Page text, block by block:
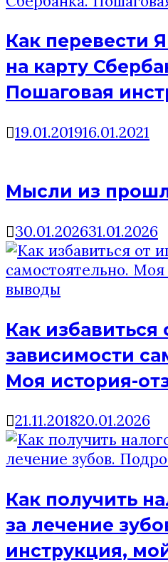
Как перевести
на карту
Пошаговая
19.01.201916.01.2021
Мысли из
30.01.202631.01.2026
Как избавиться
зависимости
Моя история-
21.11.201820.01.2026
Как получить
за лечение
инструкция,